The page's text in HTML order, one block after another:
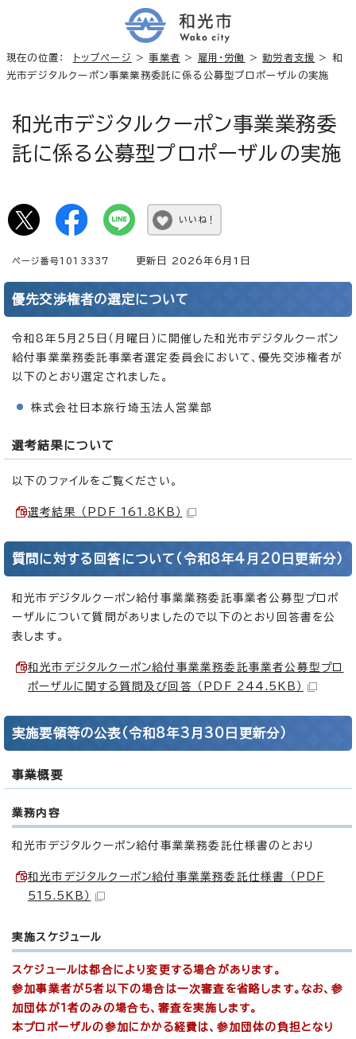
現在の位置： トップページ >事業者 > 雇用・労働 >勤労者支援 > 和
光市デジタルクーポン事業業務委託に係る公募型プロポーザルの実施
和光市デジタルクーポン事業業務委
託に係る公募型プロポーザルの実施
いいね！
ページ番号1013337 更新日 2026年6月1日
優先交渉権者の選定について
令和8年5月25日（月曜日）に開催した和光市デジタルクーポン
給付事業業務委託事業者選定委員会において、優先交渉権者が
以下のとおり選定されました。
株式会社日本旅行埼玉法人営業部
選考結果について
以下のファイルをご覧ください。
選考結果 （PDF 161.8KB）
質問に対する回答について（令和8年4月20日更新分）
和光市デジタルクーポン給付事業業務委託事業者公募型プロポ
ーザルについて質問がありましたので以下のとおり回答書を公
表します。
和光市デジタルクーポン給付事業業務委託事業者公募型プロ
ポーザルに関する質問及び回答 （PDF 244.5KB）
実施要領等の公表（令和8年3月30日更新分）
事業概要
業務内容
和光市デジタルクーポン給付事業業務委託仕様書のとおり
和光市デジタルクーポン給付事業業務委託仕様書 （PDF
515.5KB）
実施スケジュール
スケジュールは都合により変更する場合があります。
参加事業者が5者以下の場合は一次審査を省略します。なお、参
加団体が1者のみの場合も、審査を実施します。
本プロポーザルの参加にかかる経費は、参加団体の負担となり